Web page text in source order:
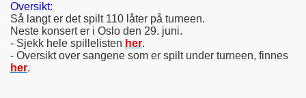
Oversikt:
Så langt er det spilt 110 låter på turneen.
Neste konsert er i Oslo den 29. juni.
- Sjekk hele spillelisten her.
- Oversikt over sangene som er spilt under turneen, finnes
her.